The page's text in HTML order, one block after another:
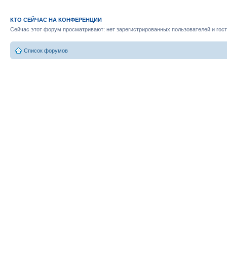
КТО СЕЙЧАС НА КОНФЕРЕНЦИИ
Сейчас этот форум просматривают: нет зарегистрированных пользователей и
Список форумов